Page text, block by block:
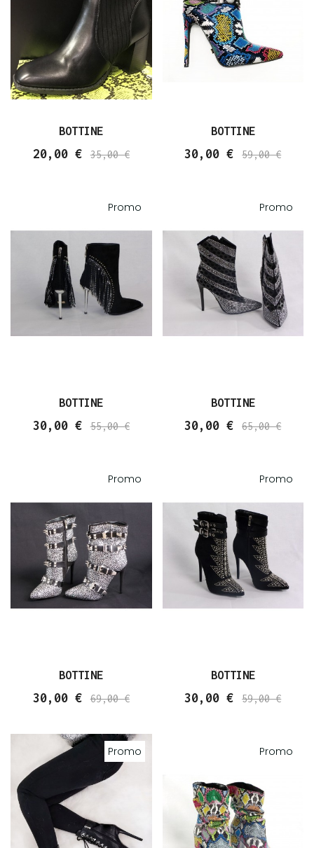
BOTTINE
20,00 € 35,00 €
BOTTINE
30,00 € 59,00 €
Promo
BOTTINE
30,00 € 55,00 €
Promo
BOTTINE
30,00 € 65,00 €
Promo
BOTTINE
30,00 € 69,00 €
Promo
BOTTINE
30,00 € 59,00 €
Promo Promo